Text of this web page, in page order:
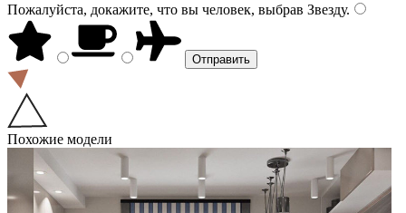
Пожалуйста, докажите, что вы человек, выбрав Звезду.
Похожие модели